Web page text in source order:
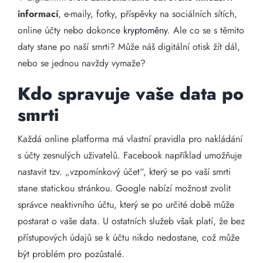
informací, e-maily, fotky, příspěvky na sociálních sítích,
online účty nebo dokonce kryptoměny. Ale co se s těmito
daty stane po naší smrti? Může náš digitální otisk žít dál,
nebo se jednou navždy vymaže?
Kdo spravuje vaše data po
smrti
Každá online platforma má vlastní pravidla pro nakládání
s účty zesnulých uživatelů. Facebook například umožňuje
nastavit tzv. „vzpomínkový účet“, který se po vaší smrti
stane statickou stránkou. Google nabízí možnost zvolit
správce neaktivního účtu, který se po určité době může
postarat o vaše data. U ostatních služeb však platí, že bez
přístupových údajů se k účtu nikdo nedostane, což může
být problém pro pozůstalé.